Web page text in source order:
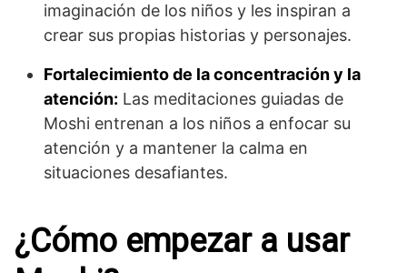
imaginación de los niños y les inspiran a
crear sus propias historias y personajes.
Fortalecimiento de la concentración y la
atención: Las meditaciones guiadas de
Moshi entrenan a los niños a enfocar su
atención y a mantener la calma en
situaciones desafiantes.
¿Cómo empezar a usar